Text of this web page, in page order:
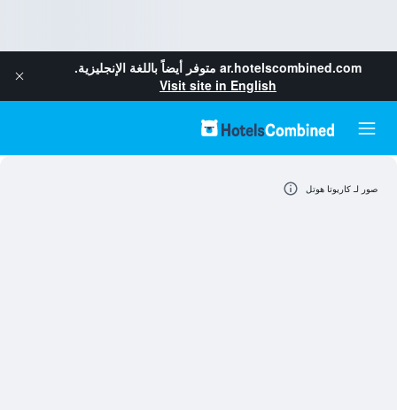
ar.hotelscombined.com متوفر أيضاً باللغة الإنجليزية.
Visit site in English
صور لـ كاريوتا هوتل